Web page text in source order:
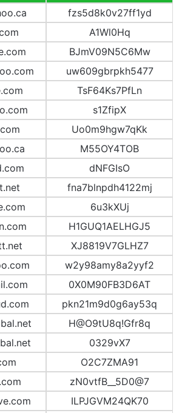
fzs5d8k0v27ff1yd
A1Wl0Hq
BJmV09N5C6Mw
uw609gbrpkh5477
TsF64Ks7PfLn
s1ZfipX
Uo0m9hgw7qKk
M55OY4TOB
dNFGIsO
fna7blnpdh4122mj
6u3kXUj
H1GUQ1AELHGJ5
XJ8819V7GLHZ7
w2y98amy8a2yyf2
0X0M90FB3D6AT
pkn21m9d0g6ay53q
H@O9tU8q!Gfr8q
0329vX7
O2C7ZMA91
zN0vtfB__5D0@7
ILPJGVM24QK70